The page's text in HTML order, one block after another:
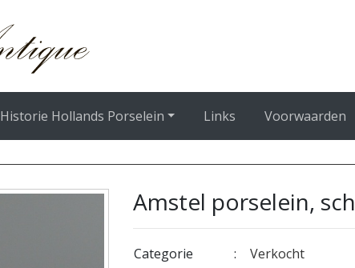
Historie Hollands Porselein Links Voorwaarden
Amstel porselein,
Categorie :
Verkocht